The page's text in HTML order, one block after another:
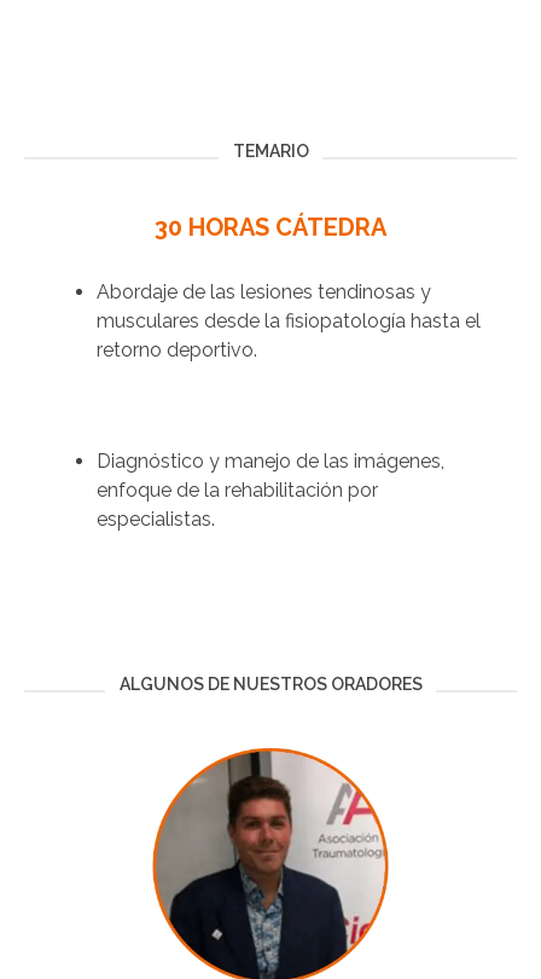
TEMARIO
30 HORAS CÁTEDRA
Abordaje de las lesiones tendinosas y
musculares desde la fisiopatología hasta el
retorno deportivo.
Diagnóstico y manejo de las imágenes,
enfoque de la rehabilitación por
especialistas.
ALGUNOS DE NUESTROS ORADORES